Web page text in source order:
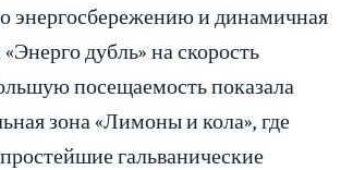
энергосбережению и динамичная
дубль» на скорость
посещаемость показала
зона «Лимоны и кола», где
гальванические